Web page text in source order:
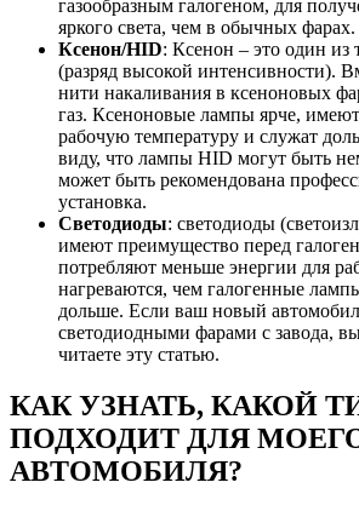
газообразным галогеном, для
яркого света, чем в обычных фарах.
Ксенон/HID: Ксенон – это один
(разряд высокой интенсивности).
нити накаливания в ксеноновых
газ. Ксеноновые лампы ярче,
рабочую температуру и служат
виду, что лампы HID могут быть
может быть рекомендована
установка.
Светодиоды: светодиоды
имеют преимущество перед
потребляют меньше энергии для
нагреваются, чем галогенные
дольше. Если ваш новый
светодиодными фарами с завода,
читаете эту статью.
КАК УЗНАТЬ, КАКОЙ
ПОДХОДИТ ДЛЯ
АВТОМОБИЛЯ?